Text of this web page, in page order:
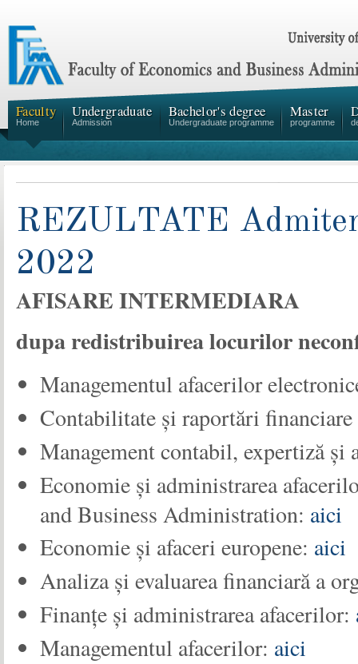
Faculty
Home
Undergraduate
Admission
Bachelor's degree
Undergraduate programme
Master
programme
REZULTATE
2022
AFISARE INTERMEDIARA
dupa redistribuirea locurilor
Managementul afacerilor
Contabilitate și raportări
Management contabil, expertiză
Economie și administrarea
and Business Administration: aici
Economie și afaceri europene: aici
Analiza și evaluarea financiară a
Finanțe și administrarea afacerilor:
Managementul afacerilor: aici